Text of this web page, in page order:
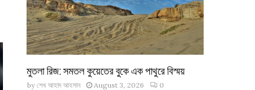
মুতলা রিজ: সমতল কুয়েতের বুকে এক পাথুরে বিস্ময়
by শেখ আহাদ আহসান August 3, 2026 0